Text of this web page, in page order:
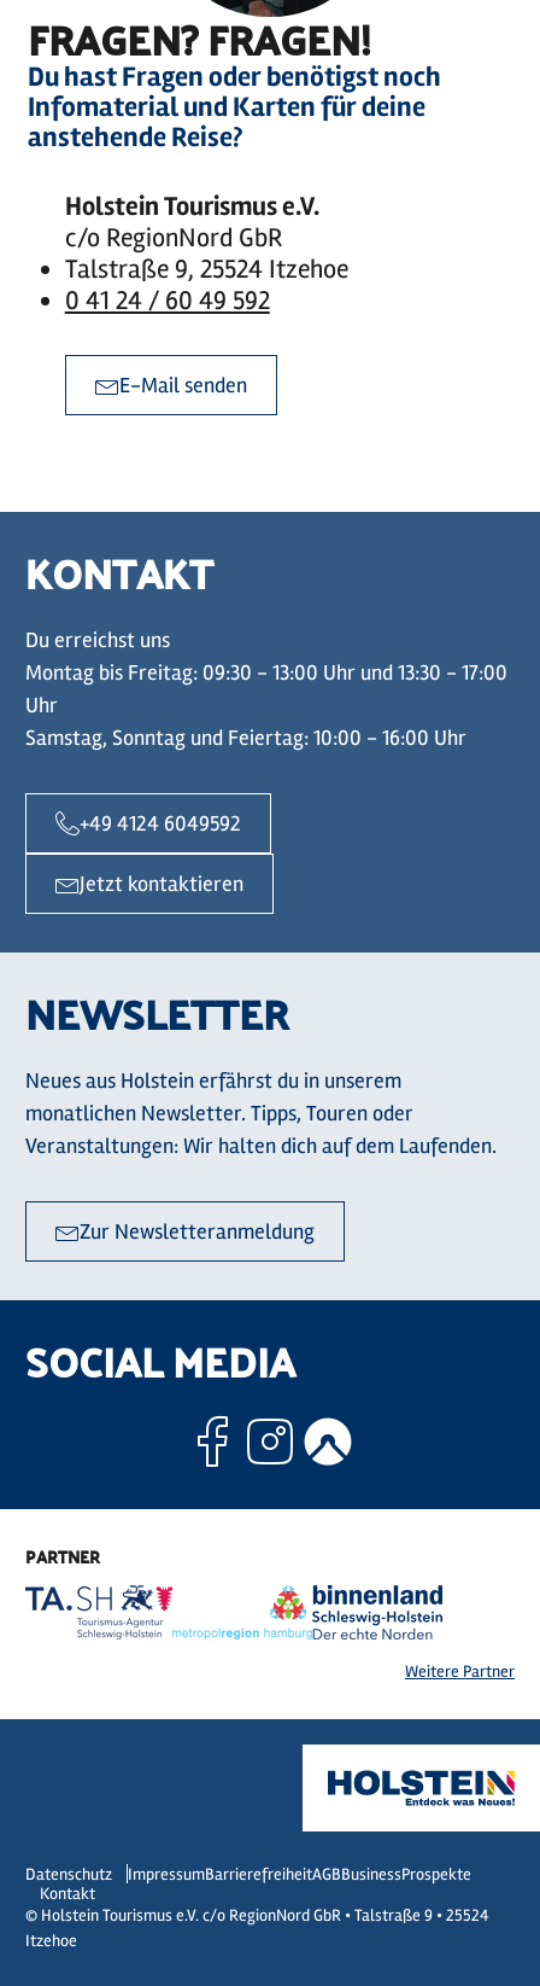
FRAGEN? FRAGEN!
Du hast Fragen oder benötigst noch
Infomaterial und Karten für deine
anstehende Reise?
Holstein Tourismus e.V.
c/o RegionNord GbR
Talstraße 9, 25524 Itzehoe
0 41 24 / 60 49 592
E-Mail senden
KONTAKT
Du erreichst uns
Montag bis Freitag: 09:30 - 13:00 Uhr und 13:30 - 17:00
Uhr
Samstag, Sonntag und Feiertag: 10:00 - 16:00 Uhr
+49 4124 6049592
Jetzt kontaktieren
NEWSLETTER
Neues aus Holstein erfährst du in unserem
monatlichen Newsletter. Tipps, Touren oder
Veranstaltungen: Wir halten dich auf dem Laufenden.
Zur Newsletteranmeldung
SOCIAL MEDIA
Facebook
Instagram
PARTNER
Weitere Partner
Datenschutz ImpressumBarrierefreiheitAGBBusinessProspekte
Kontakt
© Holstein Tourismus e.V. c/o RegionNord GbR • Talstraße 9 • 25524
Itzehoe